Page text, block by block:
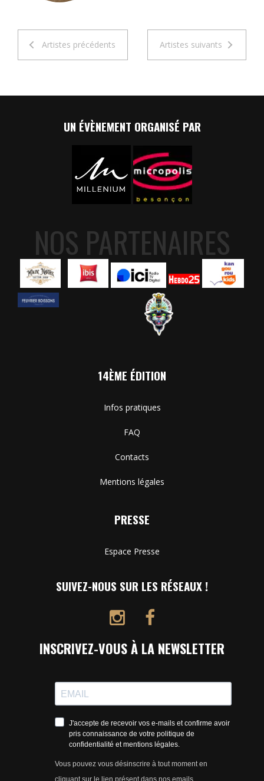
Artistes précédents Artistes suivants
UN ÉVÈNEMENT ORGANISÉ PAR
NOS PARTENAIRES
14ÈME ÉDITION
Infos pratiques
FAQ
Contacts
Mentions légales
PRESSE
Espace Presse
SUIVEZ-NOUS SUR LES RÉSEAUX !
INSCRIVEZ-VOUS À LA NEWSLETTER
J'accepte de recevoir vos e-mails et confirme avoir
pris connaissance de votre politique de
confidentialité et mentions légales.
Vous pouvez vous désinscrire à tout moment en